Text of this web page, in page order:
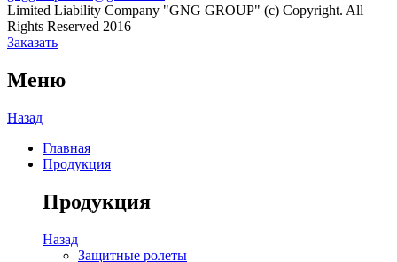
Limited Liability Company "GNG GROUP" (c) Copyright. All
Rights Reserved 2016
Заказать
Меню
Назад
Главная
Продукция
Продукция
Назад
Защитные ролеты